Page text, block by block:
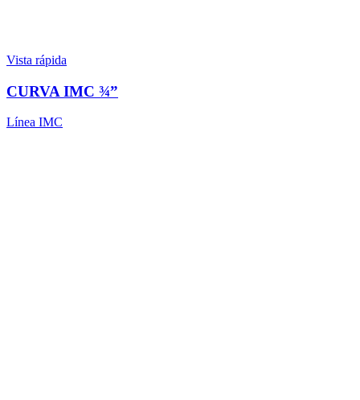
Vista rápida
CURVA IMC ¾”
Línea IMC